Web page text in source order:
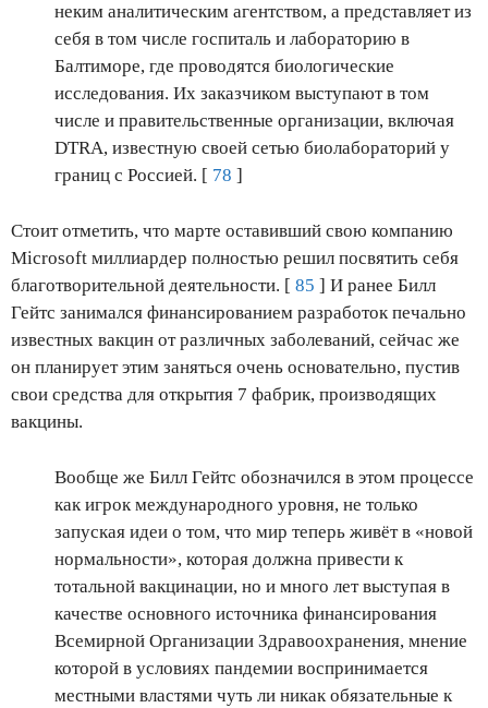
неким аналитическим агентством, а представляет из
себя в том числе госпиталь и лабораторию в
Балтиморе, где проводятся биологические
исследования. Их заказчиком выступают в том
числе и правительственные организации, включая
DTRA, известную своей сетью биолабораторий у
границ с Россией. [ 78 ]
Стоит отметить, что марте оставивший свою компанию
Microsoft миллиардер полностью решил посвятить себя
благотворительной деятельности. [ 85 ] И ранее Билл
Гейтс занимался финансированием разработок печально
известных вакцин от различных заболеваний, сейчас же
он планирует этим заняться очень основательно, пустив
свои средства для открытия 7 фабрик, производящих
вакцины.
Вообще же Билл Гейтс обозначился в этом процессе
как игрок международного уровня, не только
запуская идеи о том, что мир теперь живёт в «новой
нормальности», которая должна привести к
тотальной вакцинации, но и много лет выступая в
качестве основного источника финансирования
Всемирной Организации Здравоохранения, мнение
которой в условиях пандемии воспринимается
местными властями чуть ли никак обязательные к